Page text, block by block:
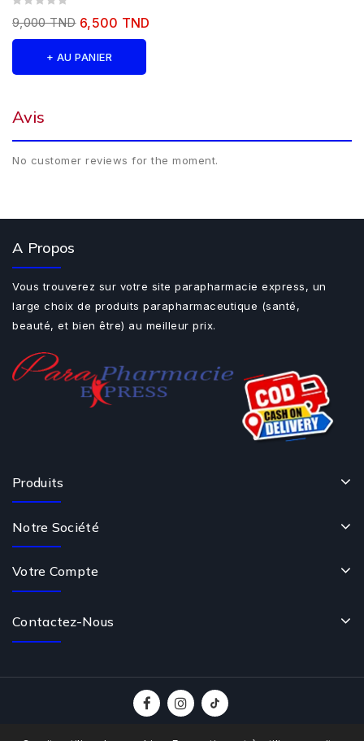
9,000 TND 6,500 TND
+ AU PANIER
Avis
No customer reviews for the moment.
A Propos
Vous trouverez sur votre site parapharmacie express, un
large choix de produits parapharmaceutique (santé,
beauté, et bien être) au meilleur prix.
Produits
Notre Société
Votre Compte
Contactez-Nous